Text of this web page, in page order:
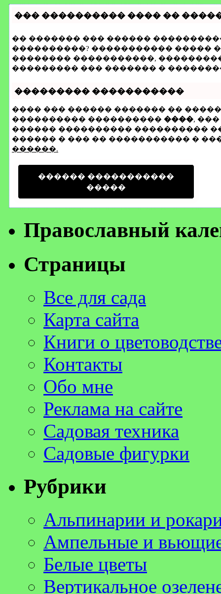
��� ���������� ���� ��
�� ������� ��� ������
����������? ����������� �����
�������� �����������,
��������� ��� ������� �
��������� �����������
���� ��� ������ ������� ��
���������� ���������� ����,
������ ���������� ����������
������ � ��� �� ����������� �
������.
������ �����������
�����
Православный
Страницы
Все для сада
Карта сайта
Книги о
Контакты
Обо мне
Реклама на сайте
Садовая техника
Садовые фигурки
Рубрики
Альпинарии и
Ампельные и
Белые цветы
Вертикальное